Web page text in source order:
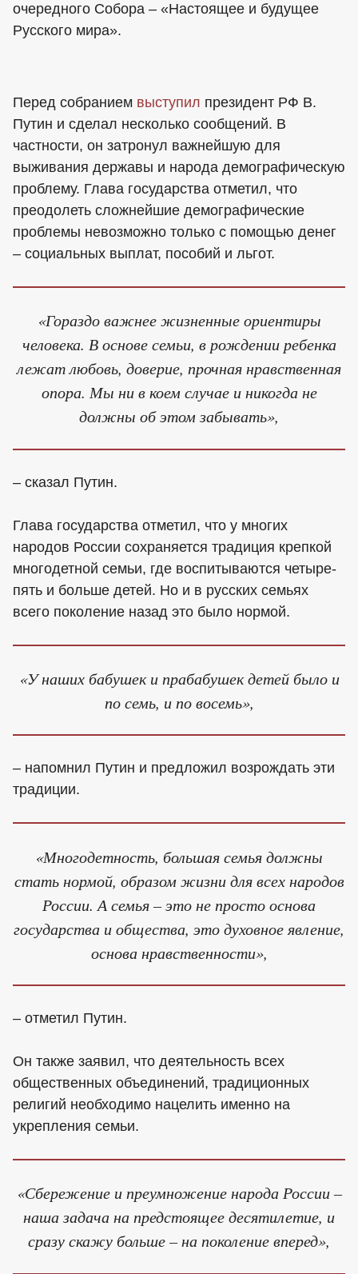
очередного Собора – «Настоящее и будущее
Русского мира».
Перед собранием выступил президент РФ В.
Путин и сделал несколько сообщений. В
частности, он затронул важнейшую для
выживания державы и народа демографическую
проблему. Глава государства отметил, что
преодолеть сложнейшие демографические
проблемы невозможно только с помощью денег
– социальных выплат, пособий и льгот.
«Гораздо важнее жизненные ориентиры
человека. В основе семьи, в рождении ребенка
лежат любовь, доверие, прочная нравственная
опора. Мы ни в коем случае и никогда не
должны об этом забывать»,
– сказал Путин.
Глава государства отметил, что у многих
народов России сохраняется традиция крепкой
многодетной семьи, где воспитываются четыре-
пять и больше детей. Но и в русских семьях
всего поколение назад это было нормой.
«У наших бабушек и прабабушек детей было и
по семь, и по восемь»,
– напомнил Путин и предложил возрождать эти
традиции.
«Многодетность, большая семья должны
стать нормой, образом жизни для всех народов
России. А семья – это не просто основа
государства и общества, это духовное явление,
основа нравственности»,
– отметил Путин.
Он также заявил, что деятельность всех
общественных объединений, традиционных
религий необходимо нацелить именно на
укрепления семьи.
«Сбережение и преумножение народа России –
наша задача на предстоящее десятилетие, и
сразу скажу больше – на поколение вперед»,